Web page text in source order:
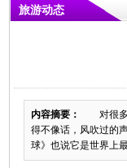
旅游动态
内容摘要：
对很多
得不像话，风吹过的
球》也说它是世界